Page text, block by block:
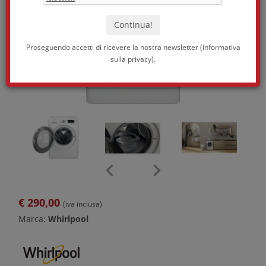
Proseguendo accetti di ricevere la nostra newsletter (informativa
sulla privacy).
€ 290,00 (iva inclusa)
Marca: Whirlpool